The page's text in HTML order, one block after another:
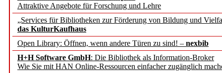
Attraktive Angebote für Forschung und Lehre
„Services für Bibliotheken zur Förderung von Bildung und
das KulturKaufhaus
Open Library: Öffnen, wenn andere Türen zu sind! – nexbib
H+H Software GmbH: Die Bibliothek als Information-Broker
Wie Sie mit HAN Online-Ressourcen einfacher zugänglich
konstruktiv!
Mohr Siebeck
und die Zeitschrift für